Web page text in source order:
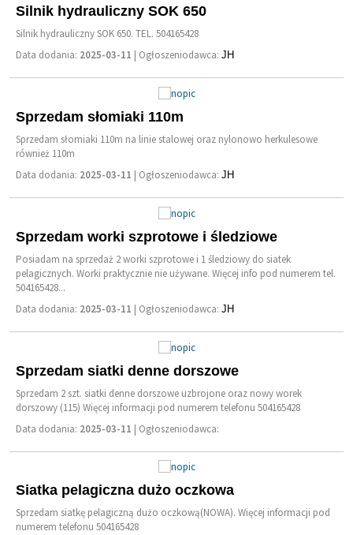
Silnik hydrauliczny SOK 650
Silnik hydrauliczny SOK 650. TEL. 504165428
Data dodania: 2025-03-11 | Ogłoszeniodawca:JH
Sprzedam słomiaki 110m
Sprzedam słomiaki 110m na linie stalowej oraz nylonowo herkulesowe
również 110m
Data dodania: 2025-03-11 | Ogłoszeniodawca:JH
Sprzedam worki szprotowe i śledziowe
Posiadam na sprzedaż 2 worki szprotowe i 1 śledziowy do siatek
pelagicznych. Worki praktycznie nie używane. Więcej info pod numerem tel.
504165428...
Data dodania: 2025-03-11 | Ogłoszeniodawca:JH
Sprzedam siatki denne dorszowe
Sprzedam 2 szt. siatki denne dorszowe uzbrojone oraz nowy worek
dorszowy (115) Więcej informacji pod numerem telefonu 504165428
Data dodania: 2025-03-11 | Ogłoszeniodawca:
Siatka pelagiczna dużo oczkowa
Sprzedam siatkę pelagiczną dużo oczkową(NOWA). Więcej informacji pod
numerem telefonu 504165428